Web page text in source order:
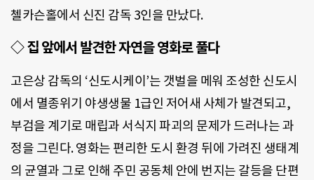
첼카슨홀에서 신진 감독 3인을 만났다.
◇ 집 앞에서 발견한 자연을 영화로 풀다
고은상 감독의 ‘신도시케이’는 갯벌을 메워 조성한 신도시
에서 멸종위기 야생생물 1급인 저어새 사체가 발견되고,
부검을 계기로 매립과 서식지 파괴의 문제가 드러나는 과
정을 그린다. 영화는 편리한 도시 환경 뒤에 가려진 생태계
의 균열과 그로 인해 주민 공동체 안에 번지는 갈등을 단편